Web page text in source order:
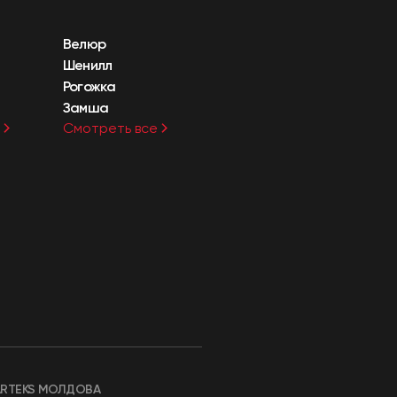
Велюр
Шенилл
Рогожка
Замша
Смотреть все
МОЛДОВА